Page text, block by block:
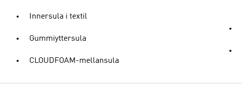
Innersula i textil
Gummiyttersula
CLOUDFOAM-mellansula